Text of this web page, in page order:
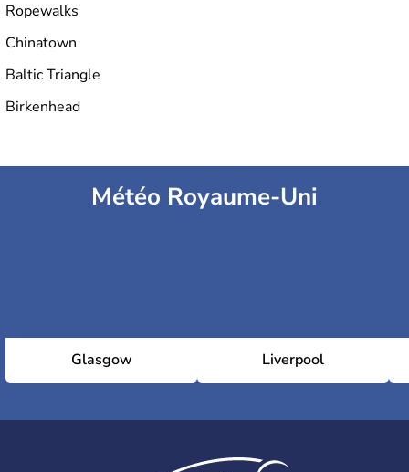
Ropewalks
Chinatown
Baltic Triangle
Birkenhead
Météo Royaume-Uni
Glasgow Liverpool